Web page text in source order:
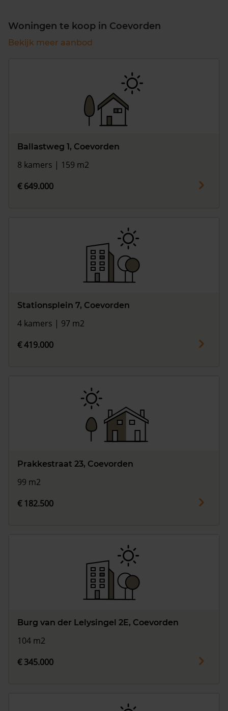
Woningen te koop in Coevorden
Bekijk meer aanbod
Ballastweg 1, Coevorden
8 kamers | 159 m2
€ 649.000
Stationsplein 7, Coevorden
4 kamers | 97 m2
€ 419.000
Prakkestraat 23, Coevorden
99 m2
€ 182.500
Burg van der Lelysingel 2E, Coevorden
104 m2
€ 345.000